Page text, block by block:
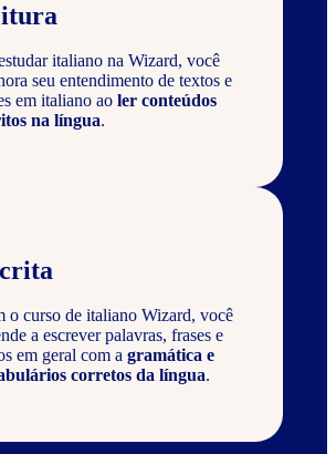
italiano na Wizard, você
seu entendimento de textos e
em italiano ao ler conteúdos
na língua.
o curso de italiano Wizard, você
a escrever palavras, frases e
em geral com a gramática e
corretos da língua.